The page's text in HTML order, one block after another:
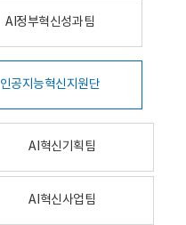
AI정부혁신성과팀
인공지능혁신지원단
AI혁신기획팀
AI혁신사업팀